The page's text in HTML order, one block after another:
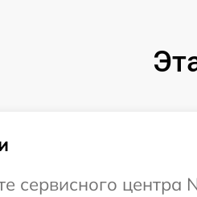
сервисного